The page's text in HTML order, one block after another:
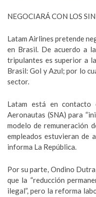
NEGOCIARÁ CON LOS
Latam Airlines pretende
en Brasil. De acuerdo a
tripulantes es superior a
Brasil: Gol y Azul; por lo
sector.
Latam está en contacto
Aeronautas (SNA) para
modelo de remuneración
empleados estuvieran de
informa La República.
Por su parte, Ondino
que la “reducción
ilegal”, pero la reforma